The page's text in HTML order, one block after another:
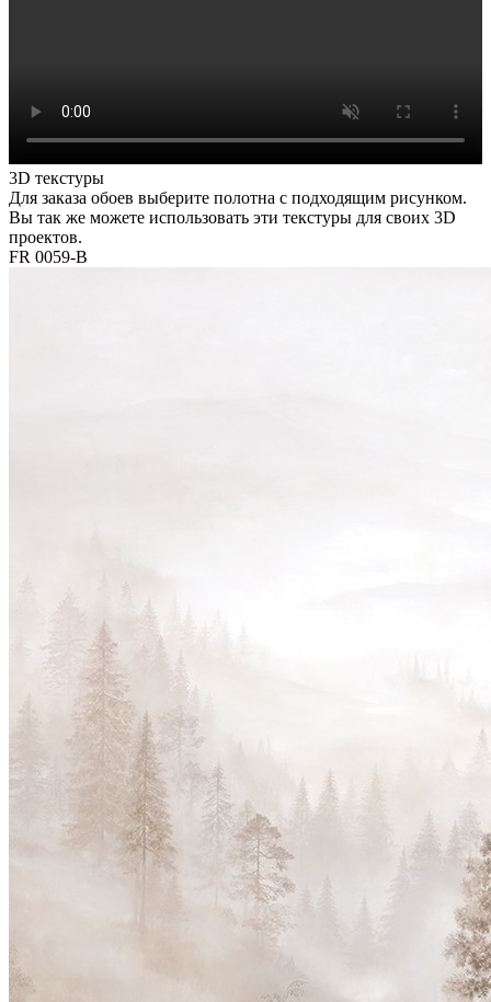
3D текстуры
Для заказа обоев выберите полотна с подходящим рисунком.
Вы так же можете использовать эти текстуры для своих 3D
проектов.
FR 0059-B